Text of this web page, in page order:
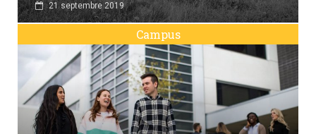
21 septembre 2019
Campus